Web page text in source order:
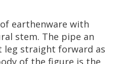
of earthenware with
stem. The pipe an
leg straight forward as
of the figure is the